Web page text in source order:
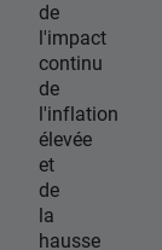
de
l'impact
continu
de
l'inflation
élevée
et
de
la
hausse